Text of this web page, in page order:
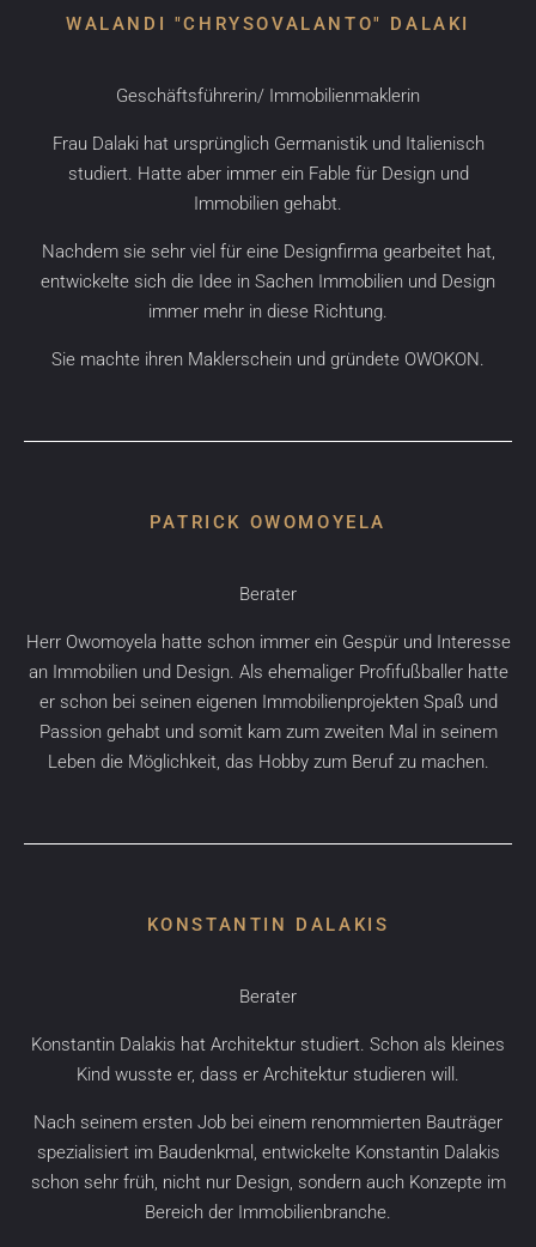
WALANDI "CHRYSOVALANTO" DALAKI
Geschäftsführerin/ Immobilienmaklerin
Frau Dalaki hat ursprünglich Germanistik und Italienisch
studiert. Hatte aber immer ein Fable für Design und
Immobilien gehabt.
Nachdem sie sehr viel für eine Designfirma gearbeitet hat,
entwickelte sich die Idee in Sachen Immobilien und Design
immer mehr in diese Richtung.
Sie machte ihren Maklerschein und gründete OWOKON.
PATRICK OWOMOYELA
Berater
Herr Owomoyela hatte schon immer ein Gespür und Interesse
an Immobilien und Design. Als ehemaliger Profifußballer hatte
er schon bei seinen eigenen Immobilienprojekten Spaß und
Passion gehabt und somit kam zum zweiten Mal in seinem
Leben die Möglichkeit, das Hobby zum Beruf zu machen.
KONSTANTIN DALAKIS
Berater
Konstantin Dalakis hat Architektur studiert. Schon als kleines
Kind wusste er, dass er Architektur studieren will.
Nach seinem ersten Job bei einem renommierten Bauträger
spezialisiert im Baudenkmal, entwickelte Konstantin Dalakis
schon sehr früh, nicht nur Design, sondern auch Konzepte im
Bereich der Immobilienbranche.